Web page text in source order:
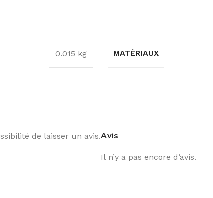
0.015 kg MATÉRIAUX
Avis
Il n’y a pas encore d’avis.
de laisser un avis.